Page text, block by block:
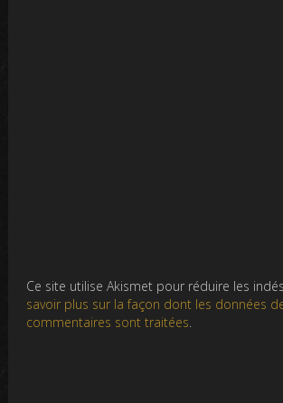
Ce site utilise Akismet pour réduire les
savoir plus sur la façon dont les données
commentaires sont traitées.